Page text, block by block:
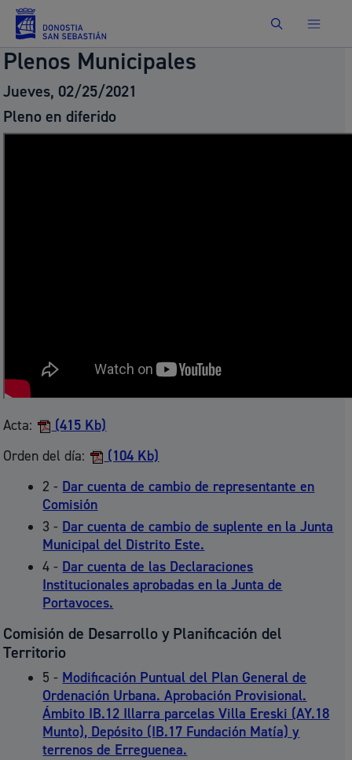
Buscar
Plenos Municipales
Jueves, 02/25/2021
Pleno en diferido
Acta:
(415 Kb)
Orden del día:
(104 Kb)
2 - Dar cuenta de cambio de representante en
Comisión
3 - Dar cuenta de cambio de suplente en la Junta
Municipal del Distrito Este.
4 - Dar cuenta de las Declaraciones
Institucionales aprobadas en la Junta de
Portavoces.
Comisión de Desarrollo y Planificación del
Territorio
5 - Modificación Puntual del Plan General de
Ordenación Urbana. Aprobación Provisional.
Ámbito IB.12 Illarra parcelas Villa Ereski (AY.18
Munto), Depósito (IB.17 Fundación Matía) y
terrenos de Erreguenea.